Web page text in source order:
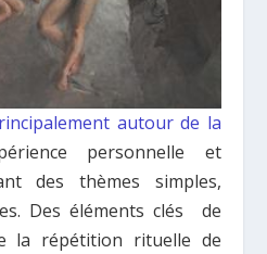
autour de la
personnelle et
des thèmes simples,
Des éléments clés de
la répétition rituelle de